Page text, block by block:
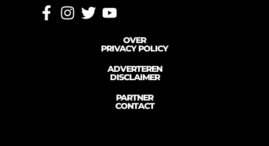
OVER
PRIVACY POLICY
ADVERTEREN
DISCLAIMER
PARTNER
CONTACT